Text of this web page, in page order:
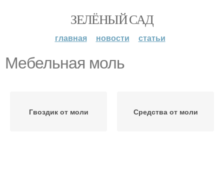
ЗЕЛЁНЫЙ САД
главная новости статьи
Мебельная моль
Гвоздик от моли Средства от моли